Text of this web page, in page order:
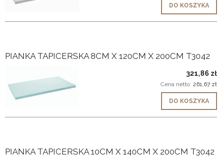
DO KOSZYKA
PIANKA TAPICERSKA 8CM X 120CM X 200CM T3042
321,86 zł
Cena netto: 261,67 zł
DO KOSZYKA
PIANKA TAPICERSKA 10CM X 140CM X 200CM T3042